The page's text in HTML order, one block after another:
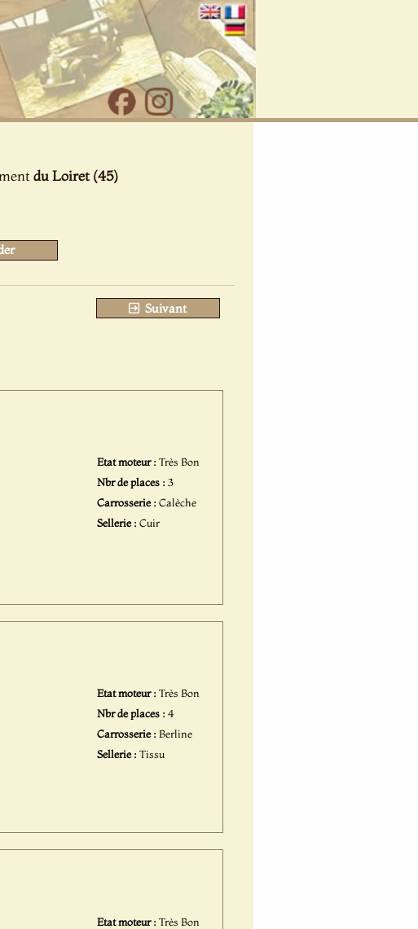
du Loiret (45)
Suivant
Etat moteur :Très Bon
Nbr de places :3
Carrosserie :Calèche
Sellerie :Cuir
Etat moteur :Très Bon
Nbr de places :4
Carrosserie :Berline
Sellerie :Tissu
Etat moteur :Très Bon